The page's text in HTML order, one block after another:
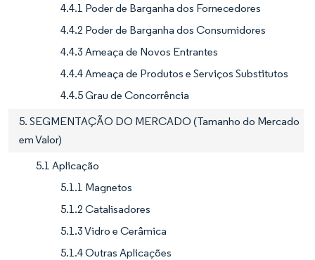
4.4.1 Poder de Barganha dos Fornecedores
4.4.2 Poder de Barganha dos Consumidores
4.4.3 Ameaça de Novos Entrantes
4.4.4 Ameaça de Produtos e Serviços Substitutos
4.4.5 Grau de Concorrência
5. SEGMENTAÇÃO DO MERCADO (Tamanho do Mercado
em Valor)
5.1 Aplicação
5.1.1 Magnetos
5.1.2 Catalisadores
5.1.3 Vidro e Cerâmica
5.1.4 Outras Aplicações